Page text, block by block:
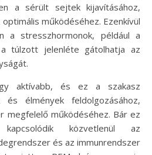
a sérült sejtek kijavításához,
működéséhez. Ezenkívül
a stresszhormonok, például a
túlzott jelenléte gátolhatja az
aktívabb, és ez a szakasz
élmények feldolgozásához,
megfelelő működéséhez. Bár ez
közvetlenül az
és az immunrendszer